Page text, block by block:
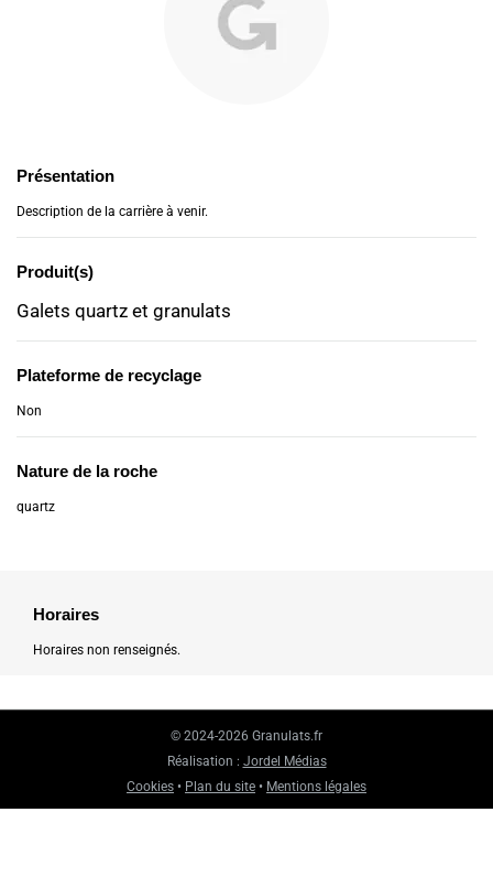
Présentation
Description de la carrière à venir.
Produit(s)
Galets quartz et granulats
Plateforme de recyclage
Non
Nature de la roche
quartz
Horaires
Horaires non renseignés.
© 2024-2026 Granulats.fr
Réalisation : Jordel Médias
Cookies • Plan du site • Mentions légales